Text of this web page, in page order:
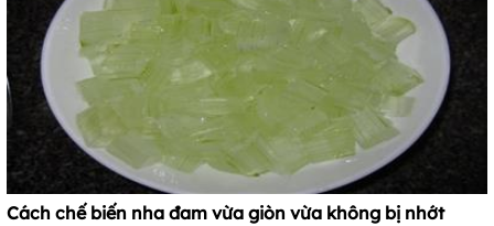
Cách chế biến nha đam vừa giòn vừa không bị nhớt